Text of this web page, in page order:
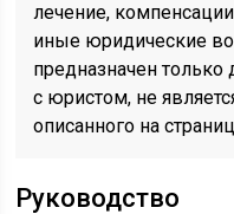
лечение,
иные юридические
предназначен только
с юристом, не
описанного на
Руководство